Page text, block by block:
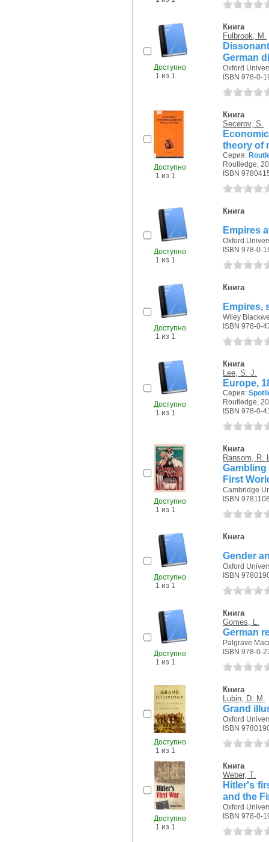
Доступно
1 из 1
Книга
Fulbrook, M.
German
Oxford
ISBN 978-0-
Доступно
1 из 1
Книга
Secerov, S.
theory of
Серия:
Routledge,
ISBN
Доступно
1 из 1
Книга
Empires
Oxford
ISBN 978-0-
Доступно
1 из 1
Книга
Empires,
Wiley
ISBN 978-0-
Доступно
1 из 1
Книга
Lee, S. J.
Europe,
Серия:
Routledge,
ISBN 978-0-
Доступно
1 из 1
Книга
Ransom, R.
First
Cambridge
ISBN
Доступно
1 из 1
Книга
Gender
Oxford
ISBN
Доступно
1 из 1
Книга
Gomes, L.
German
Palgrave
ISBN 978-0-
Доступно
1 из 1
Книга
Lubin, D. M.
Grand
Oxford
ISBN
Доступно
1 из 1
Книга
Weber, T.
Hitler's
and the
Oxford
ISBN 978-0-